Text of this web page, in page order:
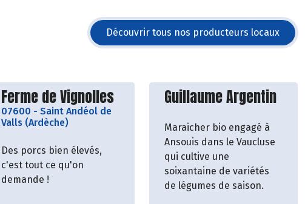
Découvrir tous nos producteurs locaux
Découvrir le producteur
Ferme de Vignolles
07600 - Saint Andéol de
Valls (Ardèche)
Des porcs bien élevés,
c'est tout ce qu'on
demande !
Découvrir le
Guillaume Argentin
Maraicher bio engagé à
Ansouis dans le Vaucluse
qui cultive une
soixantaine de variétés
de légumes de saison.